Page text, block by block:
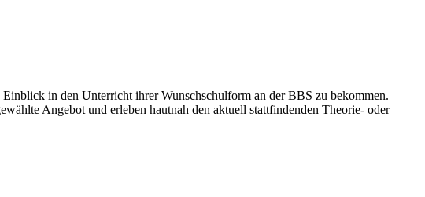
in den Unterricht ihrer Wunschschulform an der BBS zu bekommen.
Angebot und erleben hautnah den aktuell stattfindenden Theorie- oder